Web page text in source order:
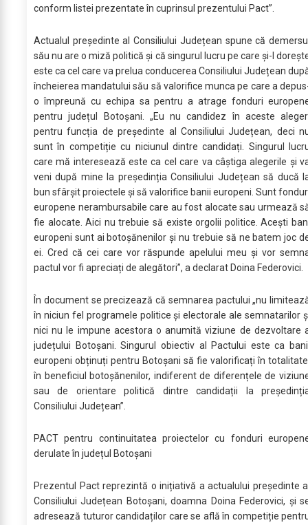
conform listei prezentate în cuprinsul prezentului Pact”.
Actualul președinte al Consiliului Județean spune că
său nu are o miză politică și că singurul lucru pe care și-l
este ca cel care va prelua conducerea Consiliului Județean
încheierea mandatului său să valorifice munca pe care a
o împreună cu echipa sa pentru a atrage fonduri
pentru județul Botoșani. „Eu nu candidez în aceste
pentru funcția de președinte al Consiliului Județean, deci
sunt în competiție cu niciunul dintre candidați. Singurul
care mă interesează este ca cel care va câștiga alegerile și
veni după mine la președinția Consiliului Județean să ducă
bun sfârșit proiectele și să valorifice banii europeni. Sunt
europene nerambursabile care au fost alocate sau urmează
fie alocate. Aici nu trebuie să existe orgolii politice. Acești
europeni sunt ai botoșănenilor și nu trebuie să ne batem joc
ei. Cred că cei care vor răspunde apelului meu și vor
pactul vor fi apreciați de alegători”, a declarat Doina Federovici.
În document se precizează că semnarea pactului „nu
în niciun fel programele politice și electorale ale semnatarilor
nici nu le impune acestora o anumită viziune de dezvoltare
județului Botoșani. Singurul obiectiv al Pactului este ca
europeni obținuți pentru Botoșani să fie valorificați în
în beneficiul botoșănenilor, indiferent de diferențele de
sau de orientare politică dintre candidații la
Consiliului Județean”.
PACT pentru continuitatea proiectelor cu fonduri
derulate în județul Botoșani
Prezentul Pact reprezintă o inițiativă a actualului președinte
Consiliului Județean Botoșani, doamna Doina Federovici, și
adresează tuturor candidaților care se află în competiție